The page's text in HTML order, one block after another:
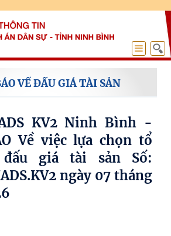
VỀ ĐẤU GIÁ TÀI SẢN
KV2 Ninh Bình -
Về việc lựa chọn tổ
giá tài sản Số:
ngày 07 tháng